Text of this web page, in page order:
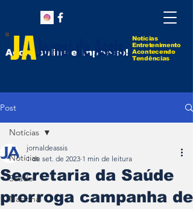
Notícias
Entretenimento
Acontecendo
Tendências
Agora online e impresso!
Post
Notícias
Saúde
Nacional
Notícias
Secretaria da Saúde
prorroga campanha de
jornaldeassis
1 de set. de 2023 1 min de leitura